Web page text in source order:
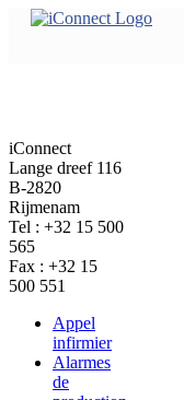
Skip
iConnect
Lange dreef 116
B-2820
Rijmenam
Tel : +32 15 500
565
Fax : +32 15
500 551
Appel
infirmier
Alarmes
de